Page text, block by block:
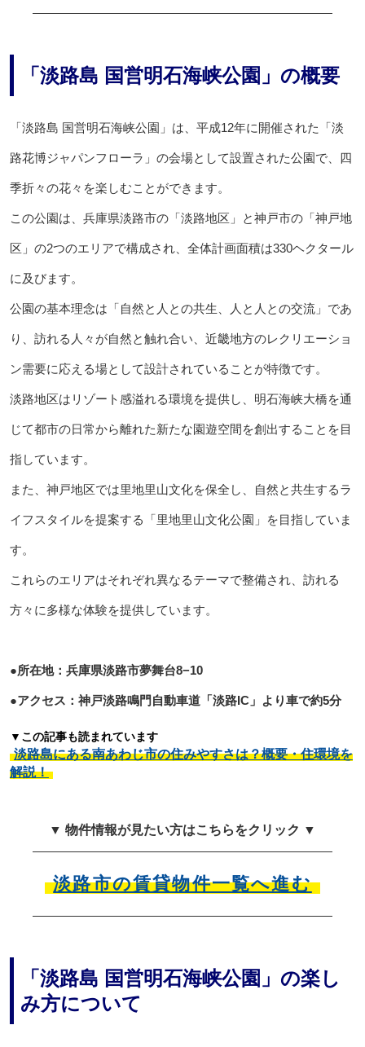
「淡路島 国営明石海峡公園」の概要
「淡路島 国営明石海峡公園」は、平成12年に開催された「淡
路花博ジャパンフローラ」の会場として設置された公園で、四
季折々の花々を楽しむことができます。
この公園は、兵庫県淡路市の「淡路地区」と神戸市の「神戸地
区」の2つのエリアで構成され、全体計画面積は330ヘクタール
に及びます。
公園の基本理念は「自然と人との共生、人と人との交流」であ
り、訪れる人々が自然と触れ合い、近畿地方のレクリエーショ
ン需要に応える場として設計されていることが特徴です。
淡路地区はリゾート感溢れる環境を提供し、明石海峡大橋を通
じて都市の日常から離れた新たな園遊空間を創出することを目
指しています。
また、神戸地区では里地里山文化を保全し、自然と共生するラ
イフスタイルを提案する「里地里山文化公園」を目指していま
す。
これらのエリアはそれぞれ異なるテーマで整備され、訪れる
方々に多様な体験を提供しています。
●所在地：兵庫県淡路市夢舞台8−10
●アクセス：神戸淡路鳴門自動車道「淡路IC」より車で約5分
▼この記事も読まれています
淡路島にある南あわじ市の住みやすさは？概要・住環境を
解説！
▼ 物件情報が見たい方はこちらをクリック ▼
淡路市の賃貸物件一覧へ進む
「淡路島 国営明石海峡公園」の楽し
み方について